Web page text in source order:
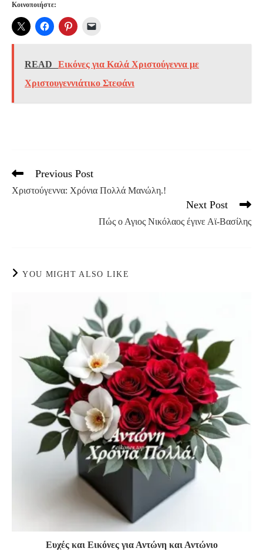
Κοινοποιήστε:
READ
Εικόνες για Καλά Χριστούγεννα με
Χριστουγεννιάτικο Στεφάνι
Read
articles
Previous Post
Χριστούγεννα: Χρόνια Πολλά Μανώλη.!
Next Post
Πώς ο Αγιος Νικόλαος έγινε Αϊ-Βασίλης
YOU MIGHT ALSO LIKE
Ευχές και Εικόνες για Αντώνη και Αντώνιο